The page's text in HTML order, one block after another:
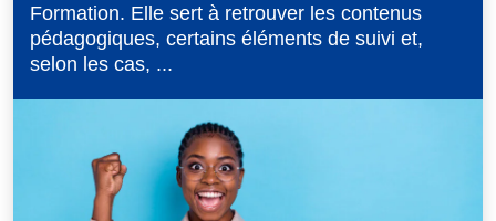
Formation. Elle sert à retrouver les contenus
pédagogiques, certains éléments de suivi et,
selon les cas, ...